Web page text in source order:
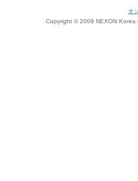
オ
Copyright © 2009 NEXON Korea